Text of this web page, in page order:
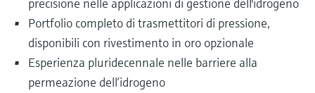
Portfolio completo di trasmettitori di pressione,
disponibili con rivestimento in oro opzionale
Esperienza pluridecennale nelle barriere alla
permeazione dell’idrogeno